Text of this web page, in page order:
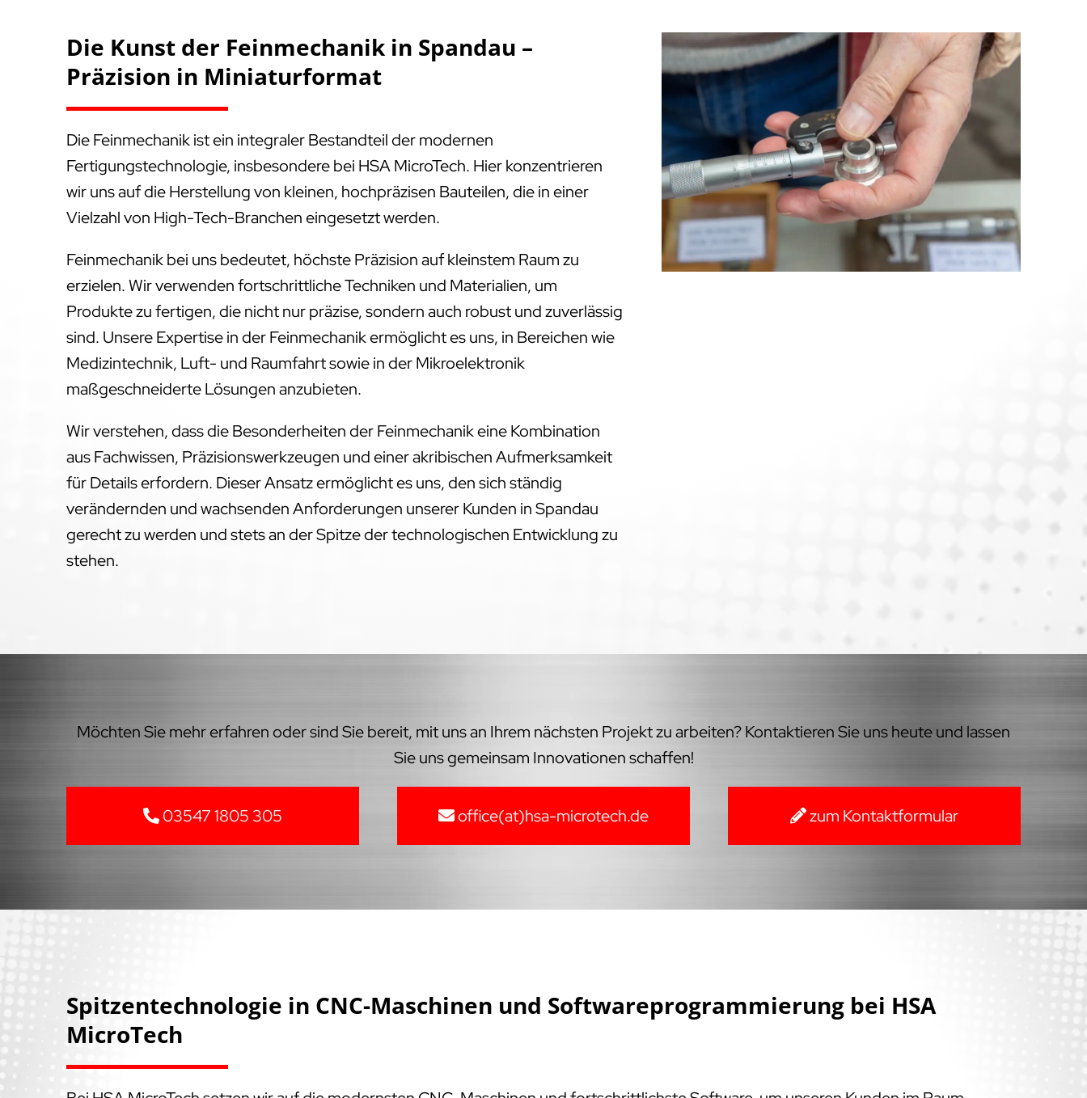
Die Kunst der Feinmechanik in Spandau –
Präzision in Miniaturformat
Die Feinmechanik ist ein integraler Bestandteil der modernen
Fertigungstechnologie, insbesondere bei HSA MicroTech. Hier konzentrieren
wir uns auf die Herstellung von kleinen, hochpräzisen Bauteilen, die in einer
Vielzahl von High-Tech-Branchen eingesetzt werden.
Feinmechanik bei uns bedeutet, höchste Präzision auf kleinstem Raum zu
erzielen. Wir verwenden fortschrittliche Techniken und Materialien, um
Produkte zu fertigen, die nicht nur präzise, sondern auch robust und zuverlässig
sind. Unsere Expertise in der Feinmechanik ermöglicht es uns, in Bereichen wie
Medizintechnik, Luft- und Raumfahrt sowie in der Mikroelektronik
maßgeschneiderte Lösungen anzubieten.
Wir verstehen, dass die Besonderheiten der Feinmechanik eine Kombination
aus Fachwissen, Präzisionswerkzeugen und einer akribischen Aufmerksamkeit
für Details erfordern. Dieser Ansatz ermöglicht es uns, den sich ständig
verändernden und wachsenden Anforderungen unserer Kunden in Spandau
gerecht zu werden und stets an der Spitze der technologischen Entwicklung zu
stehen.
Möchten Sie mehr erfahren oder sind Sie bereit, mit uns an Ihrem nächsten Projekt zu arbeiten? Kontaktieren Sie uns heute und lassen
Sie uns gemeinsam Innovationen schaffen!
03547 1805 305 office(at)hsa-microtech.de zum Kontaktformular
Spitzentechnologie in CNC-Maschinen und Softwareprogrammierung bei HSA
MicroTech